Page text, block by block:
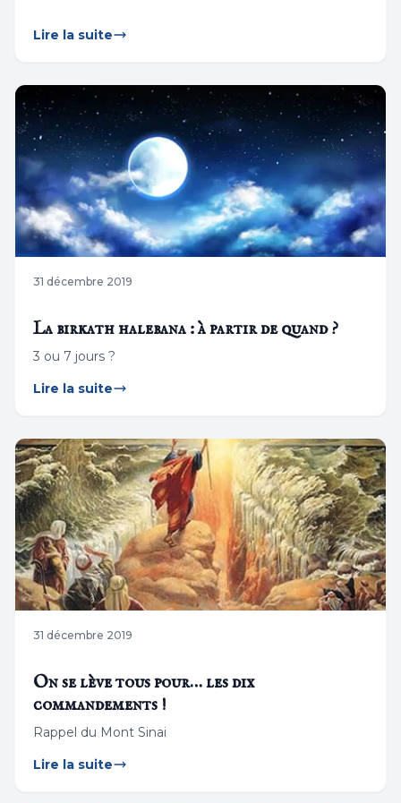
Lire la suite
31 décembre 2019
La birkath halebana : à partir de quand ?
3 ou 7 jours ?
Lire la suite
31 décembre 2019
On se lève tous pour… les dix
commandements !
Rappel du Mont Sinai
Lire la suite